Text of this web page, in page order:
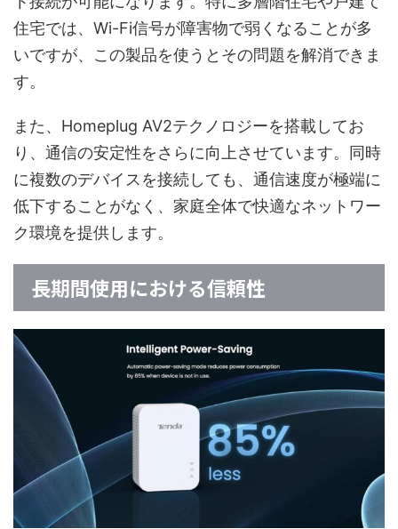
住宅では、Wi-Fi信号が障害物で弱くなることが多
いですが、この製品を使うとその問題を解消できま
す。
また、Homeplug AV2テクノロジーを搭載してお
り、通信の安定性をさらに向上させています。同時
に複数のデバイスを接続しても、通信速度が極端に
低下することがなく、家庭全体で快適なネットワー
ク環境を提供します。
長期間使用における信頼性